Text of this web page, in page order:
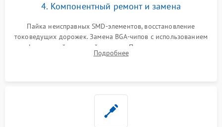
4. Компонентный ремонт и замена
Пайка неисправных SMD-элементов, восстановление
токоведущих дорожек. Замена BGA-чипов с использованием
инфракрасной паяльной станции. Прошивка микросхемы
BIOS или замена поврежденных портов USB
Подробнее